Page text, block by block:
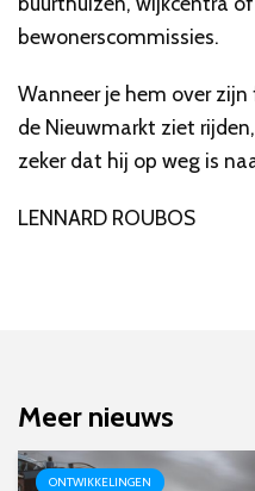
bewonerscommissies.
Wanneer je hem over
de Nieuwmarkt ziet
zeker dat hij op weg is
LENNARD ROUBOS
Meer nieuws
ONTWIKKELINGEN